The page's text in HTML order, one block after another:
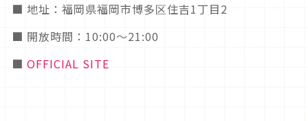
■ 地址：福岡県福岡市博多区住吉1丁目2
■ 開放時間：10:00～21:00
■ OFFICIAL SITE